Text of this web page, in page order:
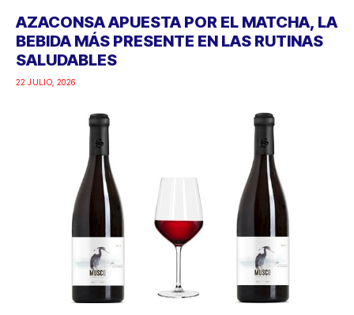
AZACONSA APUESTA POR EL MATCHA, LA
BEBIDA MÁS PRESENTE EN LAS RUTINAS
SALUDABLES
22 JULIO, 2026